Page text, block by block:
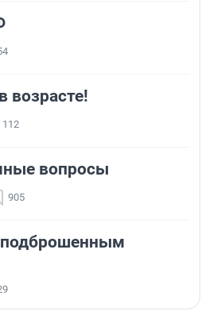
возрасте!
112
вопросы
905